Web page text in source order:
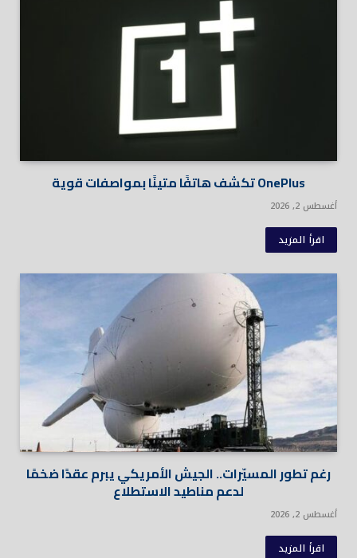
OnePlus تكشف هاتفًا متينًا بمواصفات قوية
أغسطس 2, 2026
اقرأ المزيد
رغم تطور المسيّرات.. الجيش الأمريكي يبرم عقدًا ضخمًا
لدعم مناطيد الاستطلاع
أغسطس 2, 2026
اقرأ المزيد